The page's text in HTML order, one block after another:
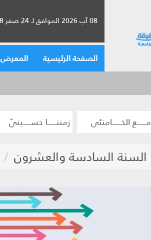
08 آب 2026 الموافق لـ 24 صفر 1448
الصفحة الرئيسية المعرض
مــــــع الخــــــامنئي زمننــــــا حســـــينيّ
السنة السادسة والعشرون